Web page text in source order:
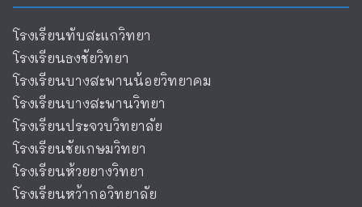
โรงเรียนทับสะแกวิทยา
โรงเรียนธงชัยวิทยา
โรงเรียนบางสะพานน้อยวิทยาคม
โรงเรียนบางสะพานวิทยา
โรงเรียนประจวบวิทยาลัย
โรงเรียนชัยเกษมวิทยา
โรงเรียนห้วยยางวิทยา
โรงเรียนหว้ากอวิทยาลัย